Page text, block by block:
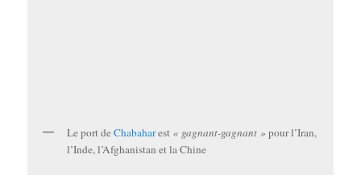
Le port deChabaharest « gagnant-gagnant » pour l’Iran,
l’Inde, l’Afghanistan et la Chine